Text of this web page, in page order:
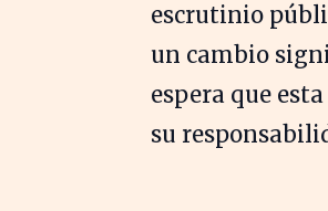
escrutinio
un cambio
espera que
su